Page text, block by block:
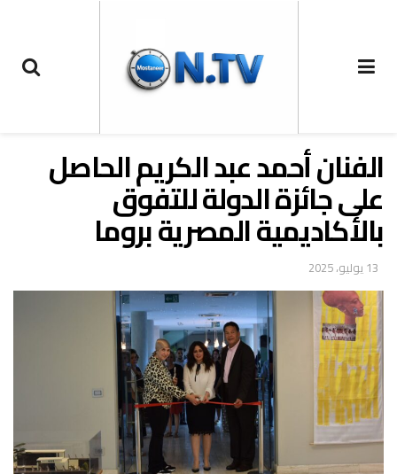
الفنان أحمد عبد الكريم الحاصل
على جائزة الدولة للتفوق
بالأكاديمية المصرية بروما
13 يوليو، 2025